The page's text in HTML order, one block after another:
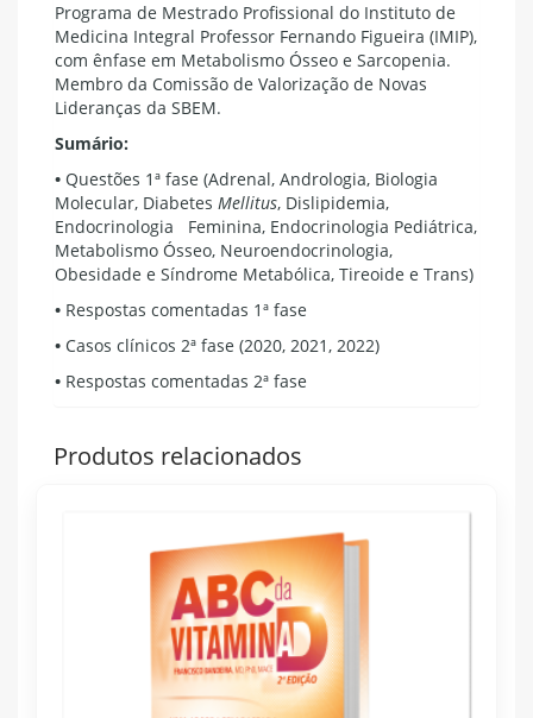
Programa de Mestrado Profissional do Instituto de
Medicina Integral Professor Fernando Figueira (IMIP),
com ênfase em Metabolismo Ósseo e Sarcopenia.
Membro da Comissão de Valorização de Novas
Lideranças da SBEM.
Sumário:
• Questões 1ª fase (Adrenal, Andrologia, Biologia
Molecular, Diabetes Mellitus, Dislipidemia,
Endocrinologia Feminina, Endocrinologia Pediátrica,
Metabolismo Ósseo, Neuroendocrinologia,
Obesidade e Síndrome Metabólica, Tireoide e Trans)
• Respostas comentadas 1ª fase
• Casos clínicos 2ª fase (2020, 2021, 2022)
• Respostas comentadas 2ª fase
Produtos relacionados